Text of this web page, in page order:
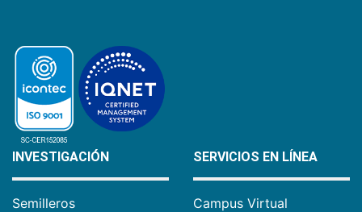
INVESTIGACIÓN
Semilleros
SERVICIOS EN LÍNEA
Campus Virtual